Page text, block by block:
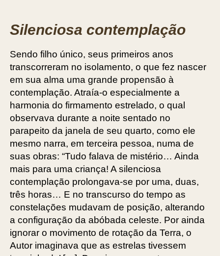
Silenciosa contemplação
Sendo filho único, seus primeiros anos
transcorreram no isolamento, o que fez nascer
em sua alma uma grande propensão à
contemplação. Atraía-o especialmente a
harmonia do firmamento estrelado, o qual
observava durante a ­noite ­sentado no
parapeito da janela de seu quarto, como ele
mesmo narra, em terceira pessoa, numa de
suas obras: “Tudo falava de mistério… Ainda
mais para uma criança! A silenciosa
contemplação prolongava-se por uma, duas,
três horas… E no transcurso do tempo as
constelações mudavam de posição, alterando
a configuração da abóbada celeste. Por ainda
ignorar o movimento de rotação da Terra, o
Autor imaginava que as estrelas tivessem